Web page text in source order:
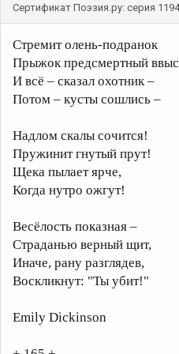
Сертификат Поэзия.ру: серия
Стремит олень-подранок
Прыжок предсмертный
И всё – сказал охотник –
Потом – кусты сошлись –
Надлом скалы сочится!
Пружинит гнутый прут!
Щека пылает ярче,
Когда нутро ожгут!
Весёлость показная –
Страданью верный щит,
Иначе, рану разглядев,
Воскликнут: "Ты убит!"
Emily Dickinson